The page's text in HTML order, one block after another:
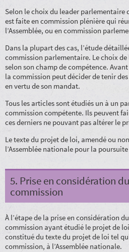
Selon le choix du leader parlementaire
est faite en commission plénière qui
l’Assemblée, ou en commission
Dans la plupart des cas, l’étude
commission parlementaire. Le choix
selon son champ de compétence.
la commission peut décider de tenir
en vertu de son mandat.
Tous les articles sont étudiés un à un
commission compétente. Ils peuvent
ces derniers ne pouvant pas altérer le
Le texte du projet de loi, amendé ou
l’Assemblée nationale pour la
5. Prise en considération
commission
À l’étape de la prise en considération
commission ayant étudié le projet de
constitué du texte du projet de loi tel
commission, à l’Assemblée nationale.